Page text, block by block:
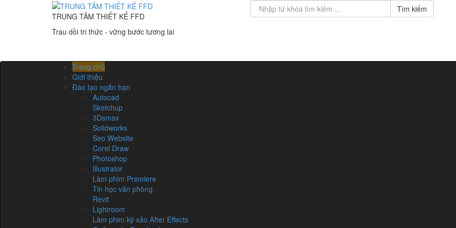
TRUNG TÂM THIẾT KẾ FFD
Trau dồi tri thức - vững bước tương lai
Tìm kiếm
Trang chủ
Giới thiệu
Đào tạo ngắn hạn
Autocad
Sketchup
3Dsmax
Solidworks
Seo Website
Corel Draw
Photoshop
Illustrator
Làm phim Premiere
Tin học văn phòng
Revit
Lightroom
Làm phim kỹ xảo After Effects